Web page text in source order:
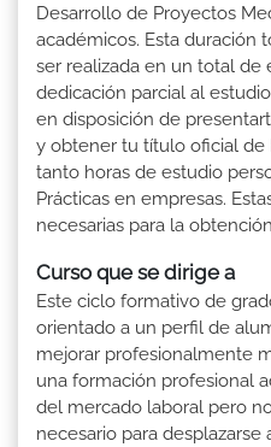
Desarrollo de Proyectos
académicos. Esta duración
ser realizada en un total de
dedicación parcial al
en disposición de
y obtener tu título oficial de
tanto horas de estudio
Prácticas en empresas.
necesarias para la
Curso que se dirige a
Este ciclo formativo de
orientado a un perfil de
mejorar profesionalmente
una formación profesional
del mercado laboral pero
necesario para